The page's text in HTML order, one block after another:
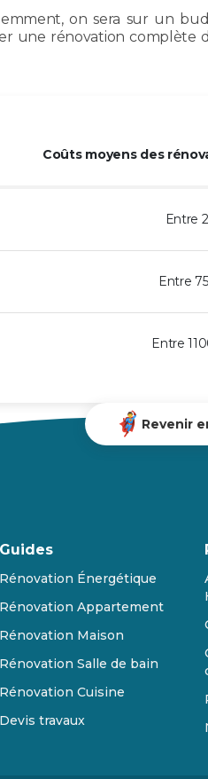
on sera sur un
une rénovation complète
Coûts moyens des
Entre
Entre
Entre
Revenir
Guides
Rénovation Énergétique
Rénovation Appartement
Rénovation Maison
Rénovation Salle de bain
Rénovation Cuisine
Devis travaux